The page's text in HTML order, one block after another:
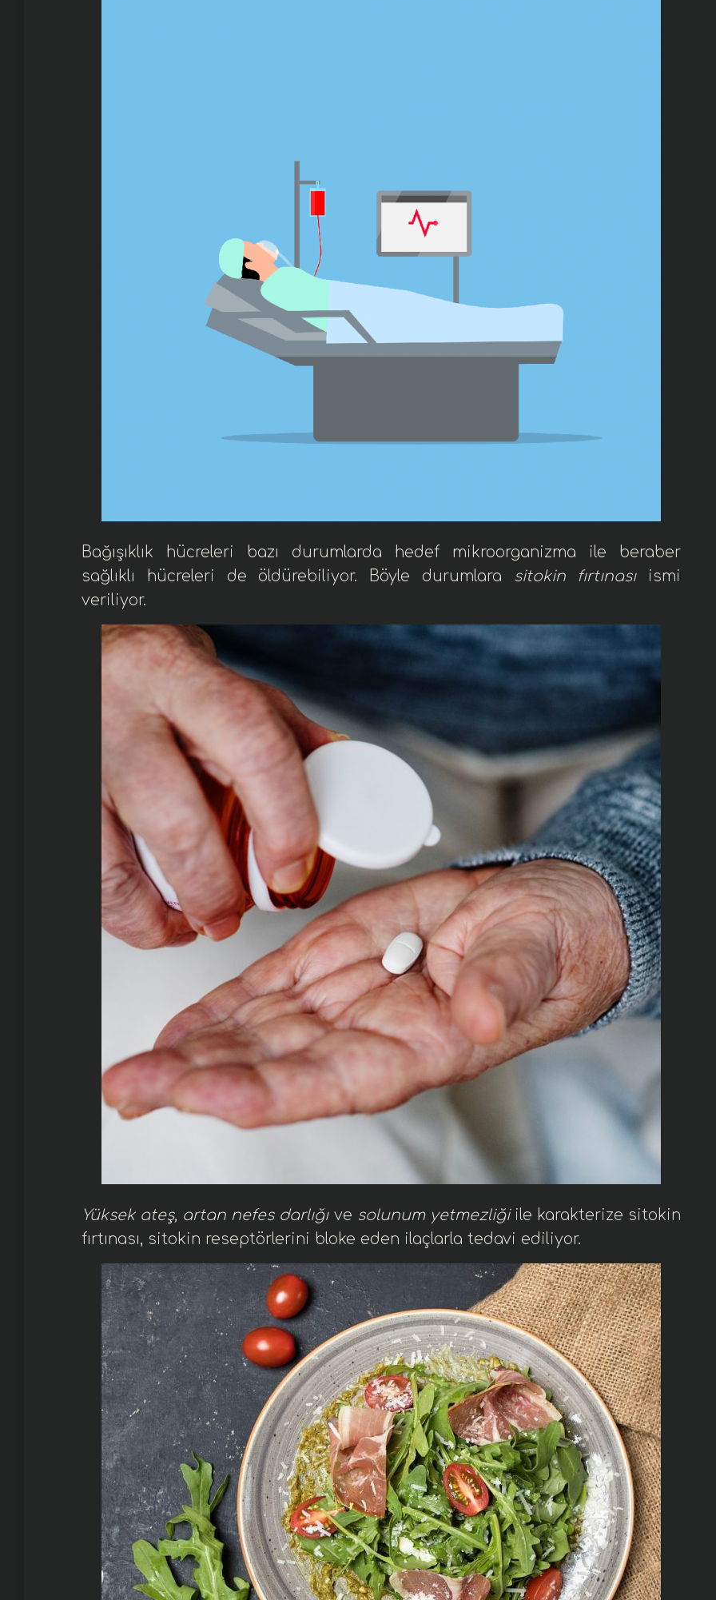
Bağışıklık hücreleri bazı durumlarda hedef mikroorganizma ile beraber
sağlıklı hücreleri de öldürebiliyor. Böyle durumlara sitokin fırtınasıismi
veriliyor.
Yüksek ateş, artan nefes darlığıve solunum yetmezliğiile karakterize sitokin
fırtınası, sitokin reseptörlerini bloke eden ilaçlarla tedavi ediliyor.